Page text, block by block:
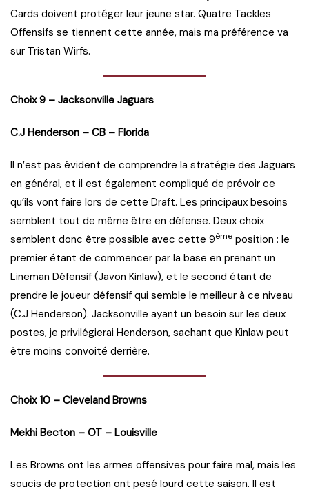
Cards doivent protéger leur jeune star. Quatre Tackles
Offensifs se tiennent cette année, mais ma préférence va
sur Tristan Wirfs.
Choix 9 – Jacksonville Jaguars
C.J Henderson – CB – Florida
Il n’est pas évident de comprendre la stratégie des Jaguars
en général, et il est également compliqué de prévoir ce
qu’ils vont faire lors de cette Draft. Les principaux besoins
semblent tout de même être en défense. Deux choix
semblent donc être possible avec cette 9ème position : le
premier étant de commencer par la base en prenant un
Lineman Défensif (Javon Kinlaw), et le second étant de
prendre le joueur défensif qui semble le meilleur à ce niveau
(C.J Henderson). Jacksonville ayant un besoin sur les deux
postes, je privilégierai Henderson, sachant que Kinlaw peut
être moins convoité derrière.
Choix 10 – Cleveland Browns
Mekhi Becton – OT – Louisville
Les Browns ont les armes offensives pour faire mal, mais les
soucis de protection ont pesé lourd cette saison. Il est